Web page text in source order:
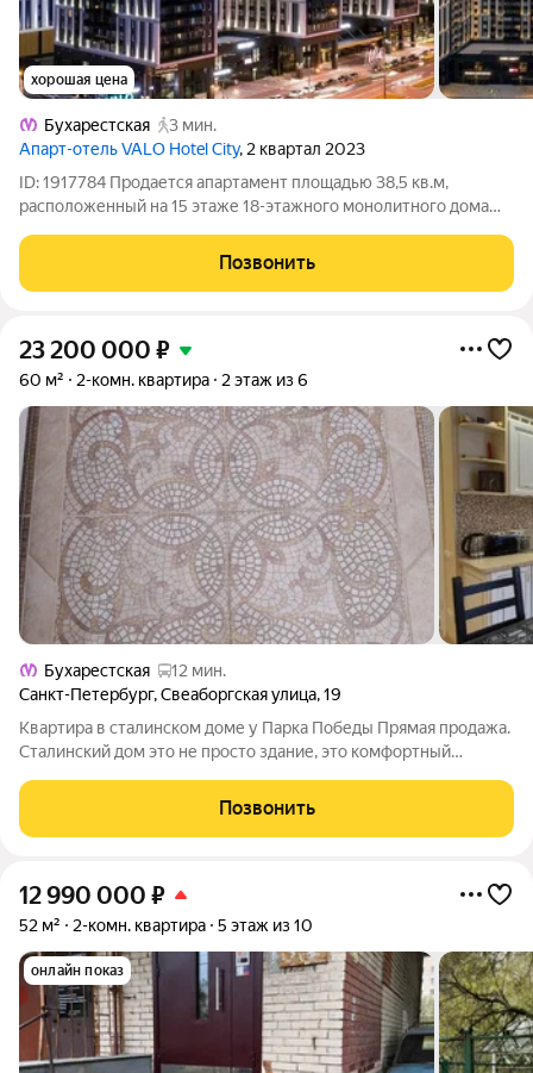
хорошая цена
Бухарестская
3 мин.
Апарт-отель VALO Hotel City, 2 квартал 2023
ID: 1917784 Продается апартамент площадью 38,5 кв.м,
расположенный на 15 этаже 18-этажного монолитного дома
районе Санкт-Петербурга, по адресу улица Салова, дом 61, в
корпусе Valo Soul апарт-отеля
Позвонить
23 200 000 ₽
60 м² 2-комн. квартира 2 этаж из 6
Бухарестская
12 мин.
Санкт-Петербург,Свеаборгская улица,19
Квартира в сталинском доме у Парка Победы Прямая продажа.
Сталинский дом это не просто здание, это комфортный
лишних затрат на кондиционеры и обогреватели. Тишина и
покой: толстые стены
Позвонить
12 990 000 ₽
52 м² 2-комн. квартира 5 этаж из 10
онлайн показ